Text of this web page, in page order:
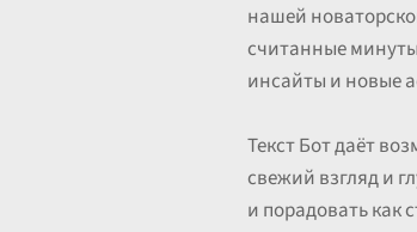
нашей
считанные
инсайты и новые
Текст Бот даёт
свежий взгляд и
и порадовать как